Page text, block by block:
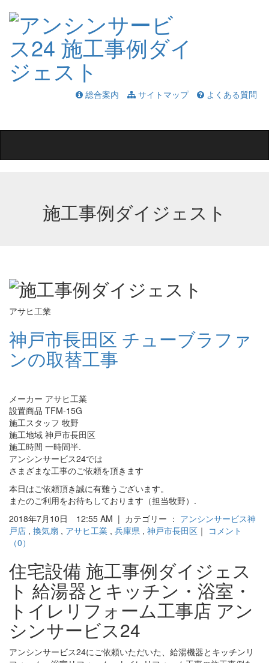
総合案内 サイトマップ
よくある質問
施工事例ダイジェスト
アサヒ工業
神戸市長田区 チューブラファ
ンの取替工事
メーカー アサヒ工業
設置商品 TFM-15G
施工スタッフ 牧野
施工地域 神戸市長田区
施工時間 一時間半.
アンシンサービス24では
さまざまな工事のご依頼を頂きます
本日はご依頼頂き誠に有難うございます。
またのご利用をお待ちしております（担当牧野）.
2018年7月10日 12:55 AM | カテゴリー ： アンシンサービス神
戸店 , 換気扇 , アサヒ工業 , 兵庫県 , 神戸市長田区 ｜ コメント
（0）
住宅設備 施工事例ダイジェス
ト 給湯器とキッチン・浴室・
トイレリフォーム工事店 アン
シンサービス24
アンシンサービス24にご依頼いただいた、給湯機器とキッチンリ